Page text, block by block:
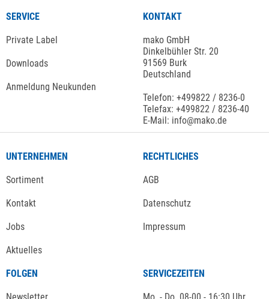
SERVICE
Private Label
Downloads
Anmeldung Neukunden
KONTAKT
mako GmbH
Dinkelbühler Str. 20
91569 Burk
Deutschland
Telefon: +499822 / 8236-0
Telefax: +499822 / 8236-40
E-Mail: info@mako.de
UNTERNEHMEN
Sortiment
Kontakt
Jobs
Aktuelles
RECHTLICHES
AGB
Datenschutz
Impressum
FOLGEN SERVICEZEITEN